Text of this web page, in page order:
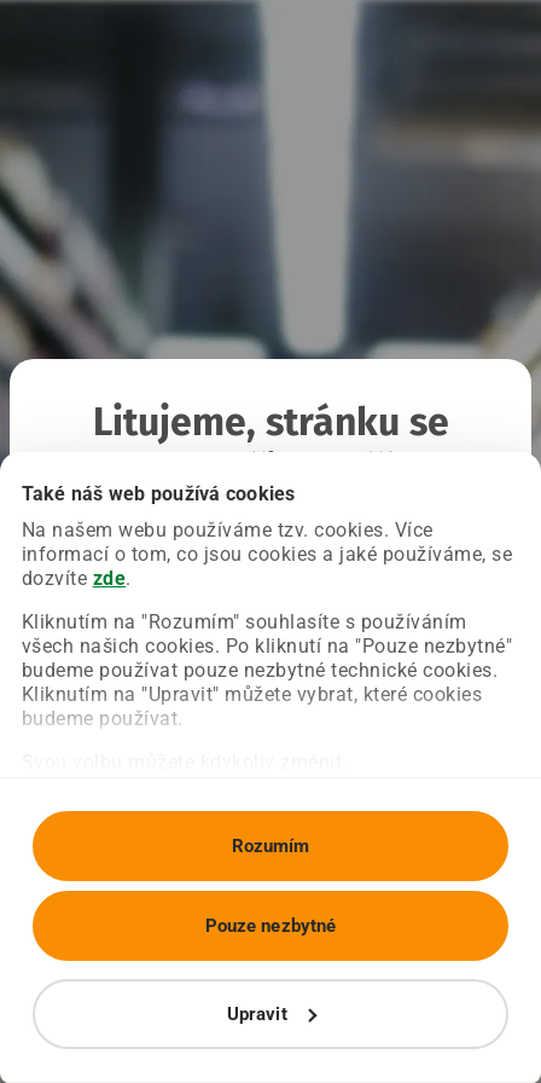
Také náš web používá cookies
Na našem webu používáme tzv. cookies. Více
informací o tom, co jsou cookies a jaké používáme, se
dozvíte zde.
Kliknutím na "Rozumím" souhlasíte s používáním
všech našich cookies. Po kliknutí na "Pouze nezbytné"
budeme používat pouze nezbytné technické cookies.
Kliknutím na "Upravit" můžete vybrat, které cookies
budeme používat.
Rozumím
Upravit
Pouze nezbytné
Litujeme, stránku se
Chyba nastala na naší straně a už ji opravujeme.
Zkuste prosím znovu načíst požadovanou stránku.
Obnovit stránku Úvodní strana